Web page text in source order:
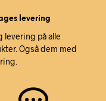
levering
levering på alle
Også dem med